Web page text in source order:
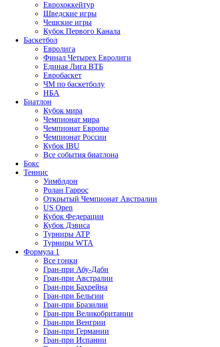
Еврохоккейтур
Шведские игры
Чешские игры
Кубок Первого Канала
Баскетбол
Евролига
Финал Четырех Евролиги
Единая Лига ВТБ
Евробаскет
ЧМ по баскетболу
НБА
Биатлон
Кубок мира
Чемпионат мира
Чемпионат Европы
Чемпионат России
Кубок IBU
Все события биатлона
Бокс
Теннис
Уимблдон
Ролан Гаррос
Открытый Чемпионат Австралии
US Open
Кубок Федерации
Кубок Дэвиса
Турниры ATP
Турниры WTA
Формула 1
Все гонки
Гран-при Абу-Даби
Гран-при Австралии
Гран-при Бахрейна
Гран-при Бельгии
Гран-при Бразилии
Гран-при Великобритании
Гран-при Венгрии
Гран-при Германии
Гран-при Испании